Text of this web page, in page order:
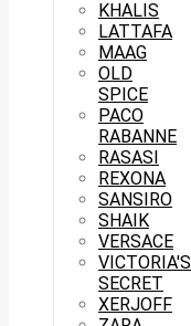
KHALIS
LATTAFA
MAAG
OLD
SPICE
PACO
RABANNE
RASASI
REXONA
SANSIRO
SHAIK
VERSACE
VICTORIA'S
SECRET
XERJOFF